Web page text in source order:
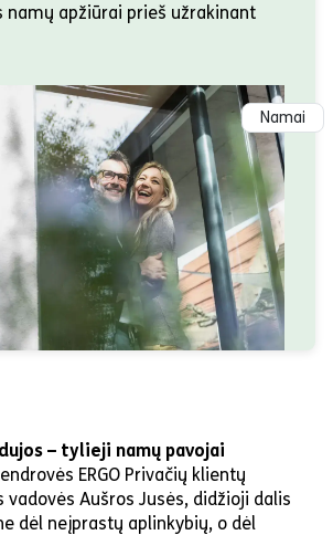
namų apžiūrai prieš užrakinant
Namai
– tylieji namų pavojai
ERGO Privačių klientų
Aušros Jusės, didžioji dalis
dėl neįprastų aplinkybių, o dėl